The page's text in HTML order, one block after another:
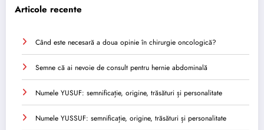
Articole recente
Când este necesară a doua opinie în chirurgie oncologică?
Semne că ai nevoie de consult pentru hernie abdominală
Numele YUSUF: semnificație, origine, trăsături și personalitate
Numele YUSSUF: semnificație, origine, trăsături și personalitate